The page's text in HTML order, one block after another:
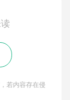
若内容存在侵